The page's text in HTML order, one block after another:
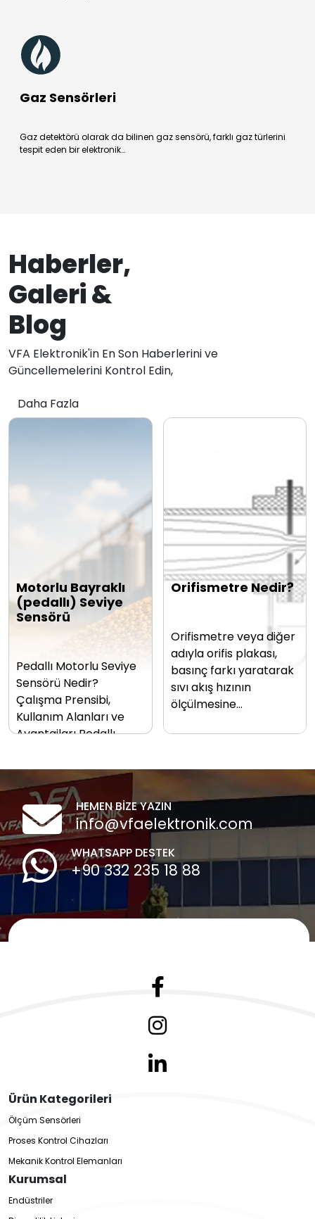
Gaz Sensörleri
Gaz detektörü olarak da bilinen gaz sensörü, farklı gaz türlerini
tespit eden bir elektronik…
Haberler,
Galeri &
Blog
VFA Elektronik'in En Son Haberlerini ve
Güncellemelerini Kontrol Edin,
Daha Fazla
Motorlu Bayraklı
(pedallı) Seviye
Sensörü
Pedallı Motorlu Seviye
Sensörü Nedir?
Çalışma Prensibi,
Kullanım Alanları ve
Avantajları Pedallı…
Orifismetre Nedir?
Orifismetre veya diğer
adıyla orifis plakası,
basınç farkı yaratarak
sıvı akış hızının
ölçülmesine…
HEMEN BİZE YAZIN
info@vfaelektronik.com
WHATSAPP DESTEK
+90 332 235 18 88
Ürün Kategorileri
Ölçüm Sensörleri
Proses Kontrol Cihazları
Mekanik Kontrol Elemanları
Kurumsal
Endüstriler